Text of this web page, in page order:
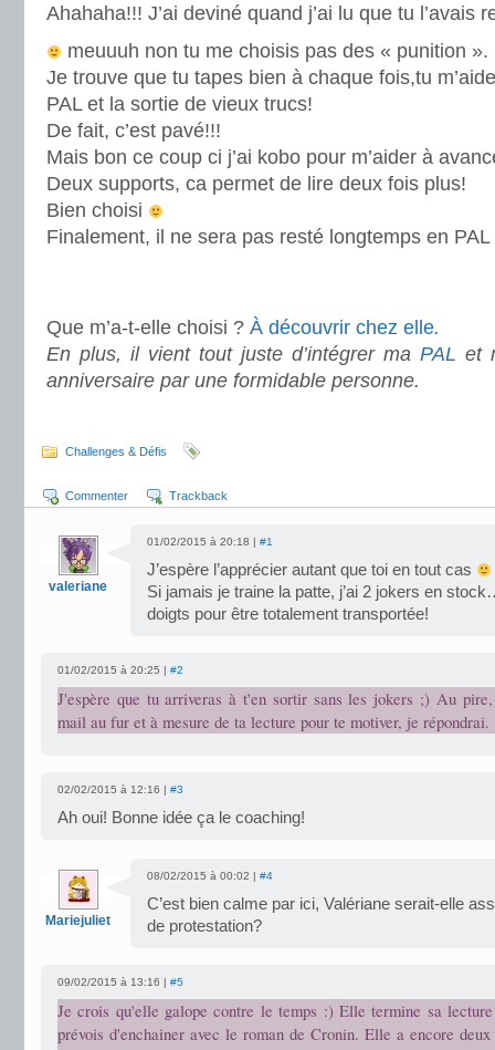
Ahahaha!!! J’ai deviné quand j’ai lu que tu l’avais
meuuuh non tu me choisis pas des « punition ».
Je trouve que tu tapes bien à chaque fois,tu
PAL et la sortie de vieux trucs!
De fait, c’est pavé!!!
Mais bon ce coup ci j’ai kobo pour m’aider à
Deux supports, ca permet de lire deux fois plus!
Bien choisi
Finalement, il ne sera pas resté longtemps en
Que m’a-t-elle choisi ? À découvrir chez elle.
En plus, il vient tout juste d’intégrer ma PAL et
anniversaire par une formidable personne.
Challenges & Défis
Commenter Trackback
valeriane
01/02/2015 à 20:18 | #1
J’espère l’apprécier autant que toi en tout cas
Si jamais je traine la patte, j’ai 2 jokers en
doigts pour être totalement transportée!
01/02/2015 à 20:25 | #2
J'espère que tu arriveras à t'en sortir sans les jokers ;) Au
mail au fur et à mesure de ta lecture pour te motiver, je répondrai.
02/02/2015 à 12:16 | #3
Ah oui! Bonne idée ça le coaching!
Mariejuliet
08/02/2015 à 00:02 | #4
C’est bien calme par ici, Valériane serait-elle
de protestation?
09/02/2015 à 13:16 | #5
Je crois qu'elle galope contre le temps :) Elle termine sa
prévois d'enchainer avec le roman de Cronin. Elle a encore